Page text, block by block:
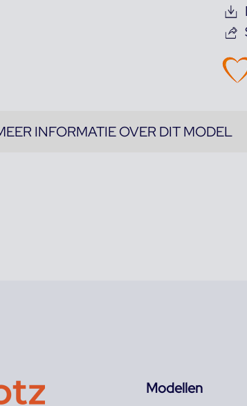
INFORMATIE OVER DIT MODEL
Modellen